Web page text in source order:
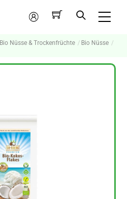
Mein
Konto
Bio Nüsse & Trockenfrüchte Bio Nüsse